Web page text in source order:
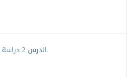
الدرس 2 دراسة أحاديث من كتاب: بدء الوحي.